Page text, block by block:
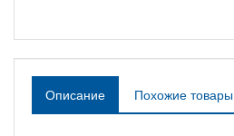
Описание Похожие товары